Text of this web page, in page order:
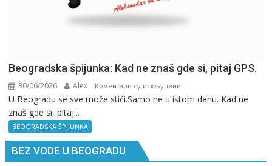
Beogradska špijunka: Kad ne znaš gde si, pitaj GPS.
30/06/2026 Alex Коментари су искључени
Beogradska
U Beogradu se sve može stići.Samo ne u istom danu. Kad ne
znaš gde si, pitaj...
BEOGRADSKA ŠPIJUNKA
BEZ VODE U BEOGRADU